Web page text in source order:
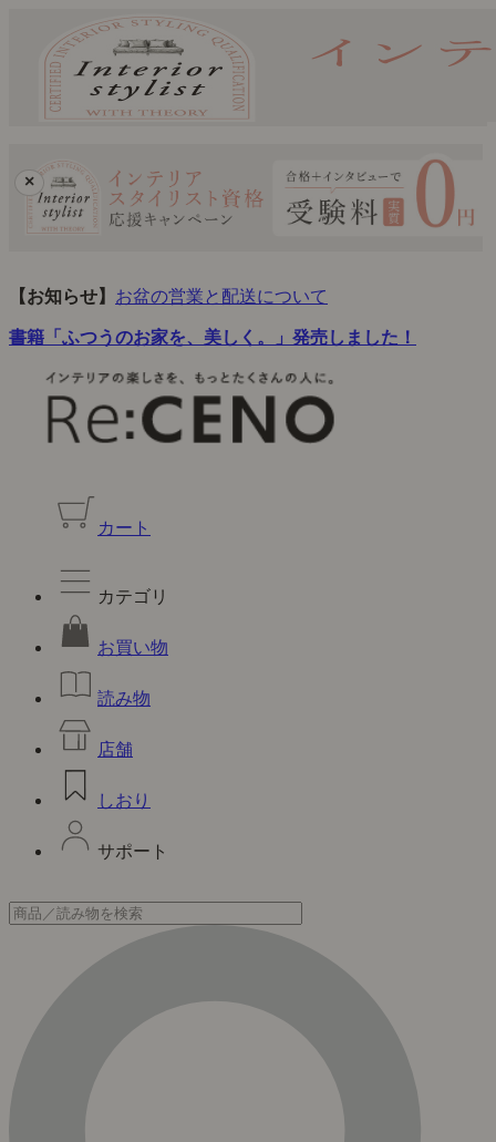
×
【お知らせ】 お盆の営業と配送について
書籍「ふつうのお家を、美しく。」発売しました！
カート
カテゴリ
お買い物
読み物
店舗
しおり
サポート